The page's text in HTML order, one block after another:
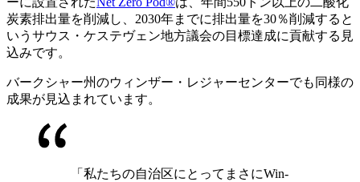
炭素排出量を削減し、2030年までに排出量を30％削減すると
いうサウス・ケステヴェン地方議会の目標達成に貢献する見
込みです。
バークシャー州のウィンザー・レジャーセンターでも同様の
成果が見込まれています。
「私たちの自治区にとってまさにWin-